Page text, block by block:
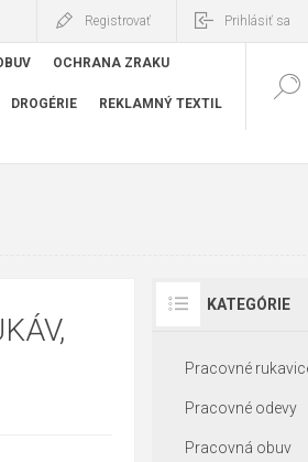
Registrovať Prihlásiť sa
OCHRANA ZRAKU
DROGÉRIE REKLAMNÝ TEXTIL
KATEGÓRIE
Pracovné
Pracovné odevy
Pracovná obuv